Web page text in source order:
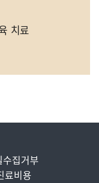
치료
수집거부
료비용